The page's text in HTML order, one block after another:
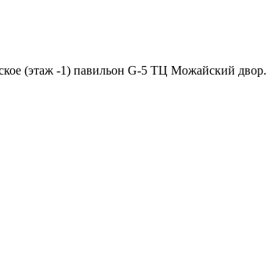
(этаж -1) павильон G-5 ТЦ Можайский двор.